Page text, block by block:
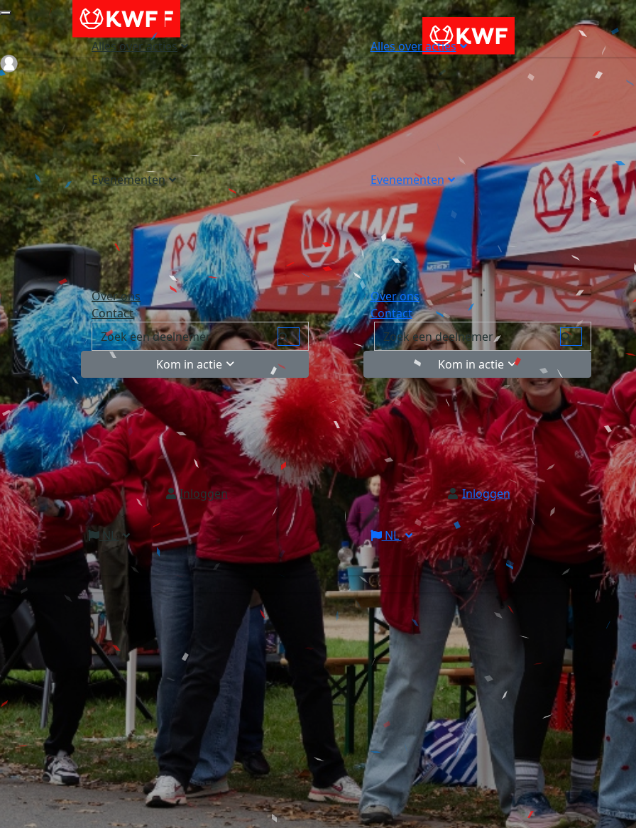
Alles over acties
Evenementen
Over ons
Contact
Kom in actie
Inloggen
NL
Alles over acties
Evenementen
Over ons
Contact
Kom in actie
Inloggen
NL
Login